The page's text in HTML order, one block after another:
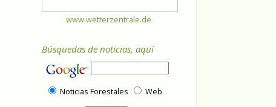
www.wetterzentrale.de
Búsquedas de noticias, aquí
Noticias Forestales Web